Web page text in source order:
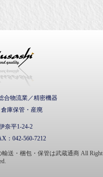
合物流業／精密機器
庫保管・産廃
奈平1-24-2
： 042-560-7212
送・梱包・保管は武蔵通商 All Right